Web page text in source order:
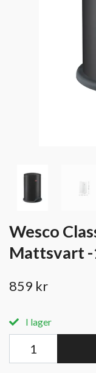
Wesco
Mattsvart
859 kr
I lager